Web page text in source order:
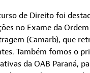
de Direito foi
no Exame da
(Camarb), que
Também fomos o
da OAB Paraná,